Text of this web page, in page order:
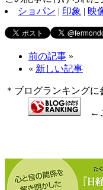
ショパン | 印象 | 映
前の記事 »
« 新しい記事
＊ブログランキングに
←こ